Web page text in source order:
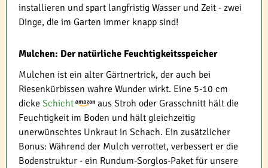
installieren und spart langfristig Wasser und Zeit - zwei
Dinge, die im Garten immer knapp sind!
Mulchen: Der natürliche Feuchtigkeitsspeicher
Mulchen ist ein alter Gärtnertrick, der auch bei
Riesenkürbissen wahre Wunder wirkt. Eine 5-10 cm
dicke Schicht
aus Stroh oder Grasschnitt hält die
Feuchtigkeit im Boden und hält gleichzeitig
unerwünschtes Unkraut in Schach. Ein zusätzlicher
Bonus: Während der Mulch verrottet, verbessert er die
Bodenstruktur - ein Rundum-Sorglos-Paket für unsere